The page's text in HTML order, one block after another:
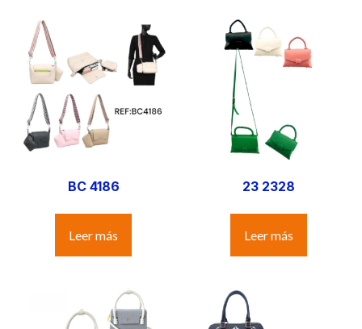
BC 4186
Leer más
23 2328
Leer más